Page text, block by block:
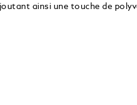
ainsi une touche de